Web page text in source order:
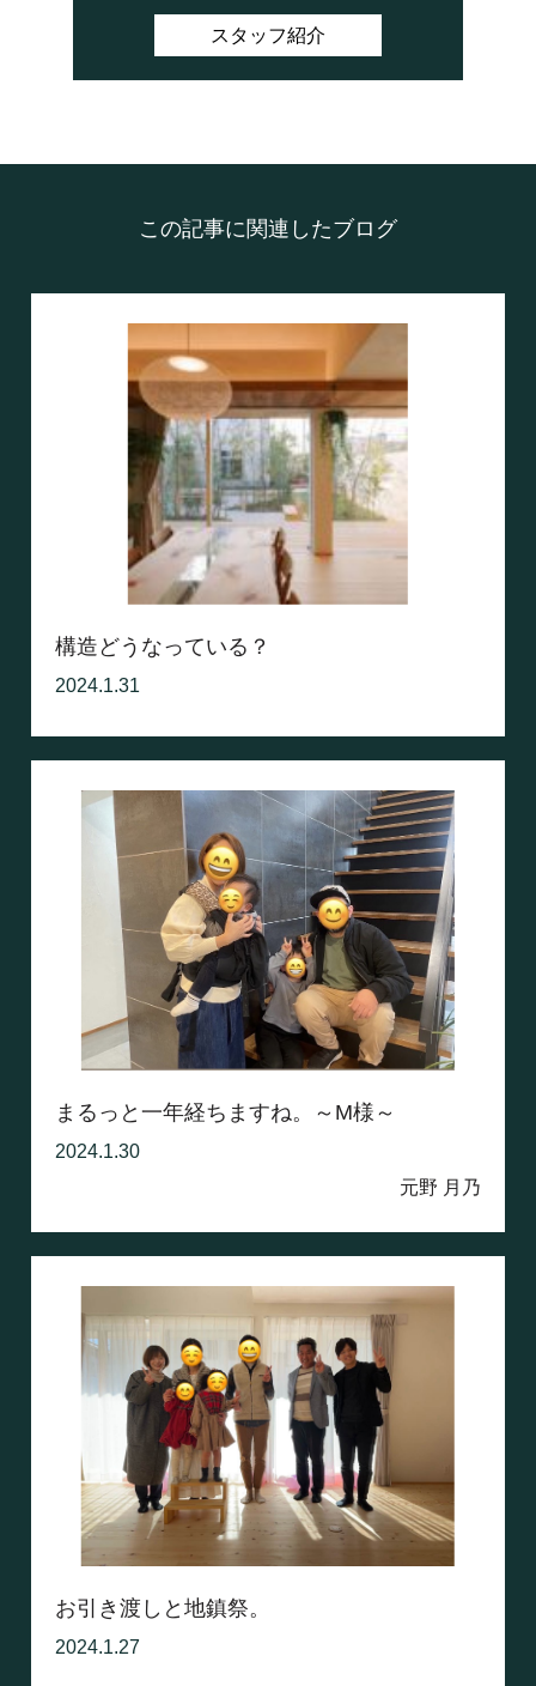
スタッフ紹介
この記事に関連したブログ
構造どうなっている？
2024.1.31
まるっと一年経ちますね。～M様～
2024.1.30
元野 月乃
お引き渡しと地鎮祭。
2024.1.27